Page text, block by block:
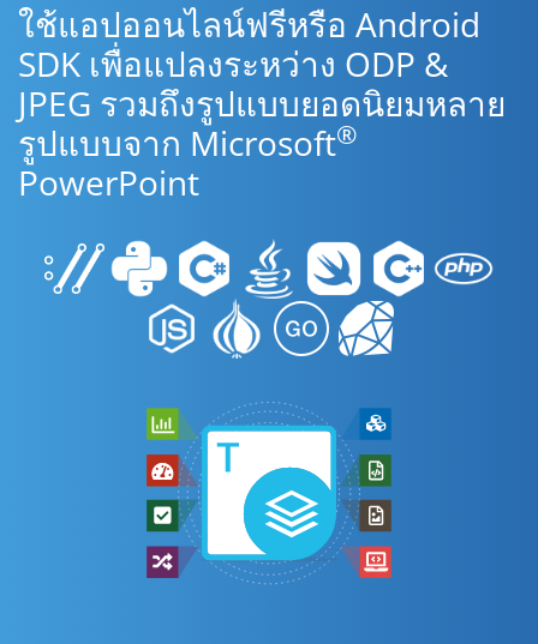
ใช้แอปออนไลน์ฟรีหรือ Android
SDK เพื่อแปลงระหว่าง ODP &
JPEG รวมถึงรูปแบบยอดนิยมหลาย
รูปแบบจาก Microsoft®
PowerPoint